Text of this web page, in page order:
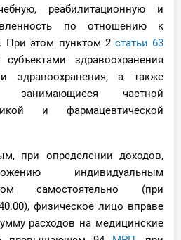
реабилитационную и
по отношению к
При этом пунктом 2 статьи 63
здравоохранения
здравоохранения, а также
занимающиеся частной
и фармацевтической
при определении доходов,
индивидуальным
самостоятельно (при
физическое лицо вправе
расходов на медицинские